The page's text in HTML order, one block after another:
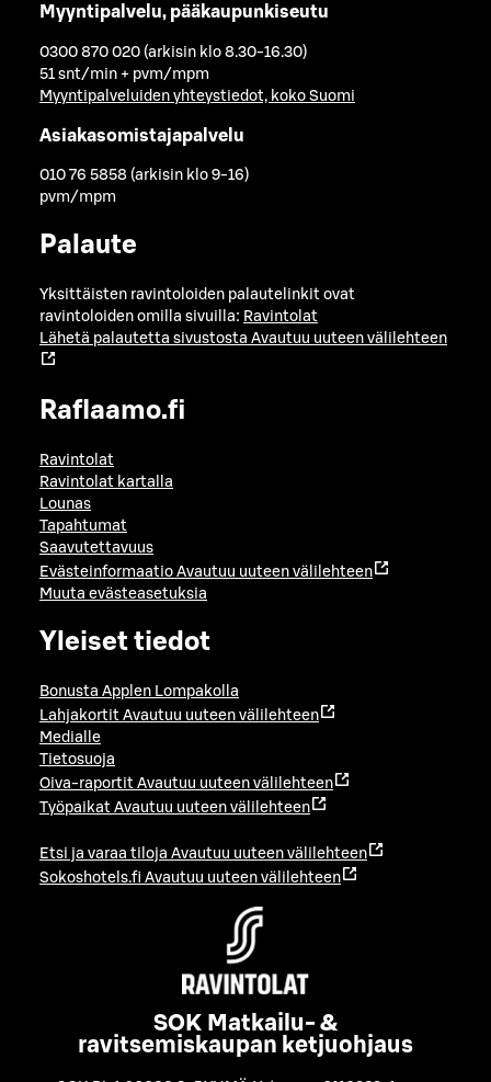
Myyntipalvelu, pääkaupunkiseutu
0300 870 020 (arkisin klo 8.30-16.30)
51 snt/min + pvm/mpm
Myyntipalveluiden yhteystiedot, koko Suomi
Asiakasomistajapalvelu
010 76 5858 (arkisin klo 9-16)
pvm/mpm
Palaute
Yksittäisten ravintoloiden palautelinkit ovat
ravintoloiden omilla sivuilla: Ravintolat
Lähetä palautetta sivustosta Avautuu uuteen välilehteen
Raflaamo.fi
Ravintolat
Ravintolat kartalla
Lounas
Tapahtumat
Saavutettavuus
Evästeinformaatio Avautuu uuteen välilehteen
Muuta evästeasetuksia
Yleiset tiedot
Bonusta Applen Lompakolla
Lahjakortit Avautuu uuteen välilehteen
Medialle
Tietosuoja
Oiva-raportit Avautuu uuteen välilehteen
Työpaikat Avautuu uuteen välilehteen
Etsi ja varaa tiloja Avautuu uuteen välilehteen
Sokoshotels.fi Avautuu uuteen välilehteen
SOK Matkailu- &
ravitsemiskaupan ketjuohjaus